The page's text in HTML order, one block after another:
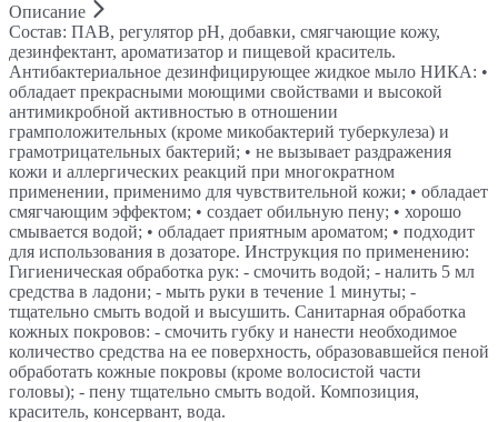
Описание
Состав: ПАВ, регулятор рН, добавки, смягчающие кожу,
дезинфектант, ароматизатор и пищевой краситель.
Антибактериальное дезинфицирующее жидкое мыло НИКА: •
обладает прекрасными моющими свойствами и высокой
антимикробной активностью в отношении
грамположительных (кроме микобактерий туберкулеза) и
грамотрицательных бактерий; • не вызывает раздражения
кожи и аллергических реакций при многократном
применении, применимо для чувствительной кожи; • обладает
смягчающим эффектом; • создает обильную пену; • хорошо
смывается водой; • обладает приятным ароматом; • подходит
для использования в дозаторе. Инструкция по применению:
Гигиеническая обработка рук: - смочить водой; - налить 5 мл
средства в ладони; - мыть руки в течение 1 минуты; -
тщательно смыть водой и высушить. Санитарная обработка
кожных покровов: - смочить губку и нанести необходимое
количество средства на ее поверхность, образовавшейся пеной
обработать кожные покровы (кроме волосистой части
головы); - пену тщательно смыть водой. Композиция,
краситель, консервант, вода.